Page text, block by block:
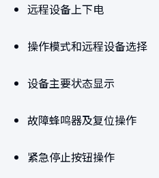
远程设备上下电
操作模式和远程设备选择
设备主要状态显示
故障蜂鸣器及复位操作
紧急停止按钮操作